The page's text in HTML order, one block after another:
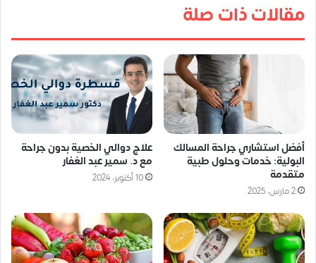
مقالات ذات صلة
أفضل استشاري جراحة المسالك
البولية: خدمات وحلول طبية
متقدمة
2 مارس، 2025
علاج دوالي الخصية بدون جراحة
مع د. سمير عبد الغفار
10 أكتوبر، 2024